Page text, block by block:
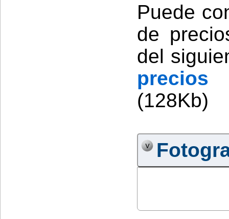
Puede
de
del
precios
(128Kb)